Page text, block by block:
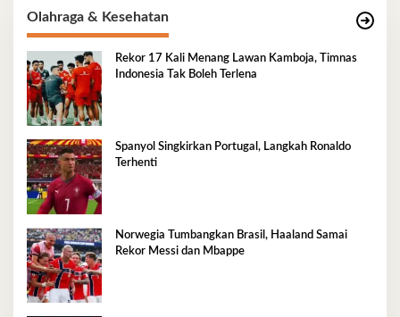
Olahraga & Kesehatan
Rekor 17 Kali Menang Lawan Kamboja, Timnas
Indonesia Tak Boleh Terlena
Spanyol Singkirkan Portugal, Langkah Ronaldo
Terhenti
Norwegia Tumbangkan Brasil, Haaland Samai
Rekor Messi dan Mbappe